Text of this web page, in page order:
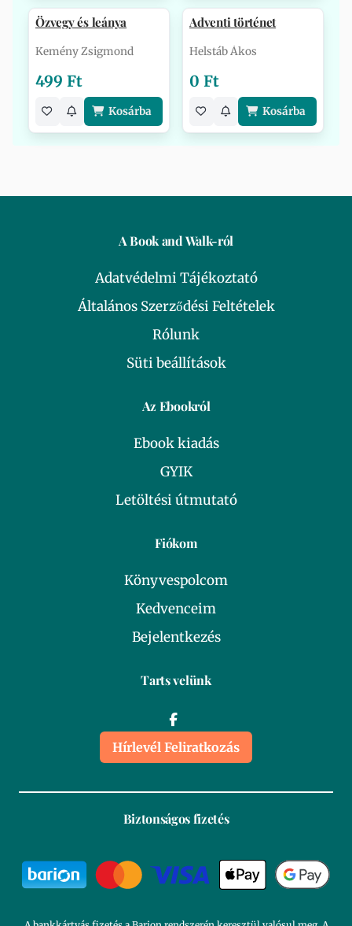
Özvegy és leánya
Kemény Zsigmond
499 Ft
Kosárba
Adventi történet
Helstáb Ákos
0 Ft
Kosárba
A Book and Walk-ról
Adatvédelmi Tájékoztató
Általános Szerződési Feltételek
Rólunk
Süti beállítások
Az Ebookról
Ebook kiadás
GYIK
Letöltési útmutató
Fiókom
Könyvespolcom
Kedvenceim
Bejelentkezés
Tarts velünk
Hírlevél Feliratkozás
Biztonságos fizetés